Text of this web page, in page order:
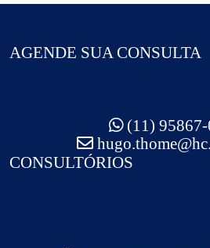
AGENDE SUA CONSULTA
(11) 95867-
CONSULTÓRIOS